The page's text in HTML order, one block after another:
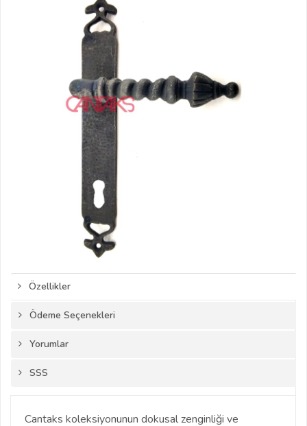
Özellikler
Ödeme Seçenekleri
Yorumlar
SSS
Cantaks koleksiyonunun dokusal zenginliği ve